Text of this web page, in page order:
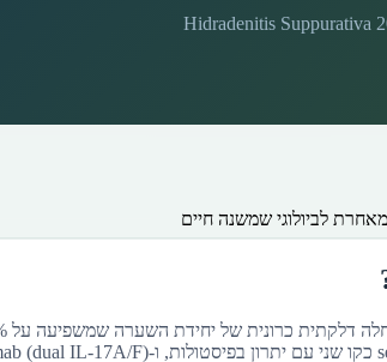
Hidradenitis Suppurativa